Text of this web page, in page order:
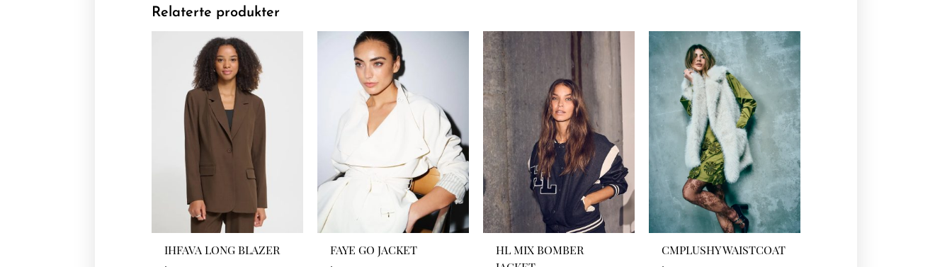
Relaterte produkter
IHFAVA LONG BLAZER FAYE GO JACKET
HL MIX BOMBER
CMPLUSHY WAISTCOAT